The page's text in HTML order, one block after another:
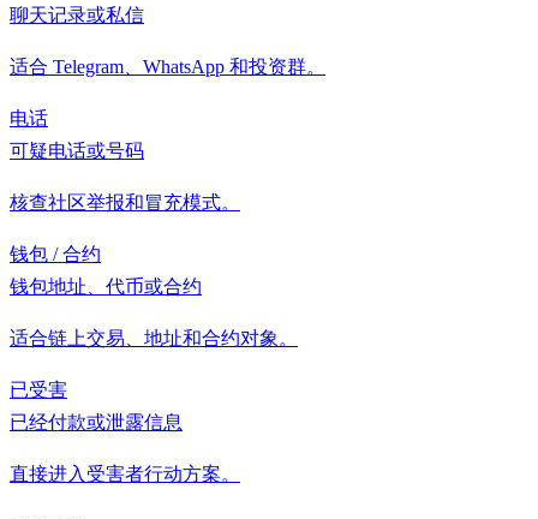
聊天记录或私信
适合 Telegram、WhatsApp 和投资群。
电话
可疑电话或号码
核查社区举报和冒充模式。
钱包 / 合约
钱包地址、代币或合约
适合链上交易、地址和合约对象。
已受害
已经付款或泄露信息
直接进入受害者行动方案。